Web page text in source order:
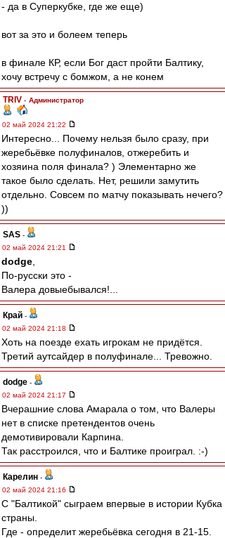
- да в Суперкубке, где же еще)
вот за это и болеем теперь
в финале КР, если Бог даст пройти Балтику,
хочу встречу с бомжом, а не конем
TRIV - Администратор
02 май 2024 21:22
Интересно... Почему нельзя было сразу, при
жеребьёвке полуфиналов, отжеребить и
хозяина поля финала? ) Элементарно же
такое было сделать. Нет, решили замутить
отдельно. Совсем по матчу показывать нечего?
))
SAS -
02 май 2024 21:21
dodge
По-русски это -
Валера довыебывался!...
Край -
02 май 2024 21:18
Хоть на поезде ехать игрокам не придётся.
Третий аутсайдер в полуфинале... Тревожно.
dodge -
02 май 2024 21:17
Вчерашние слова Амарала о том, что Валеры
нет в списке претендентов очень
демотивировали Карпина.
Так расстроился, что и Балтике проиграл. :-)
Карелин -
02 май 2024 21:16
С "Балтикой" сыграем впервые в истории Кубка
страны.
Где - определит жеребьёвка сегодня в 21-15.